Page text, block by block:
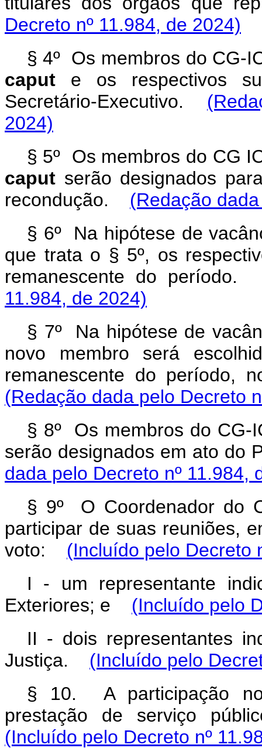
Decreto nº 11.984, de 2024)
§ 4º Os membros do CG-
caput e os respectivos
Secretário-Executivo.
2024)
§ 5º Os membros do CG
caput serão designados
recondução. (Redação
§ 6º Na hipótese de
que trata o § 5º, os
remanescente do
11.984, de 2024)
§ 7º Na hipótese de
novo membro será
remanescente do
(Redação dada pelo Decreto
§ 8º Os membros do CG-
serão designados em ato
dada pelo Decreto nº 11.984,
§ 9º O Coordenador do
participar de suas reuniões,
voto: (Incluído pelo Decreto
I - um representante
Exteriores; e (Incluído pelo
II - dois representantes
Justiça. (Incluído pelo
§ 10. A participação no
prestação de serviço
(Incluído pelo Decreto nº